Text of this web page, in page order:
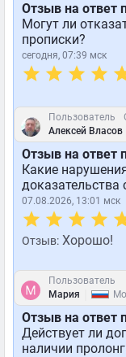
Отзыв на ответ
Могут ли
прописки?
сегодня, 07:39 мск
Пользователь
Алексей Власов
Отзыв на ответ
Какие
доказательства
07.08.2026, 13:01 мск
Отзыв: Хорошо!
Пользователь
Мария
Отзыв на ответ
Действует ли
наличии